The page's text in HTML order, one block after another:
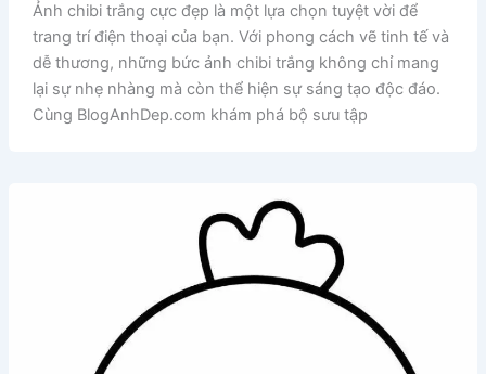
Ảnh chibi trắng cực đẹp là một lựa chọn tuyệt vời để
trang trí điện thoại của bạn. Với phong cách vẽ tinh tế và
dễ thương, những bức ảnh chibi trắng không chỉ mang
lại sự nhẹ nhàng mà còn thể hiện sự sáng tạo độc đáo.
Cùng BlogAnhDep.com khám phá bộ sưu tập